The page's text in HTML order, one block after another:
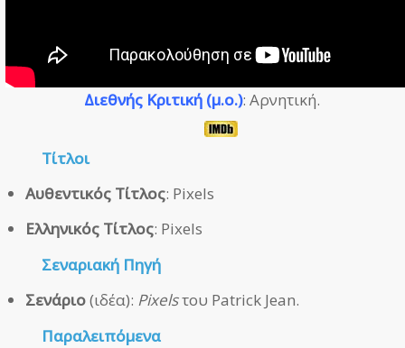
Διεθνής Κριτική (μ.ο.): Αρνητική.
Τίτλοι
Αυθεντικός Τίτλος: Pixels
Ελληνικός Τίτλος: Pixels
Σεναριακή Πηγή
Σενάριο(ιδέα): Pixelsτου Patrick Jean.
Παραλειπόμενα